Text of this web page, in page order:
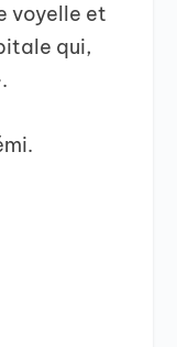
voyelle et
qui,